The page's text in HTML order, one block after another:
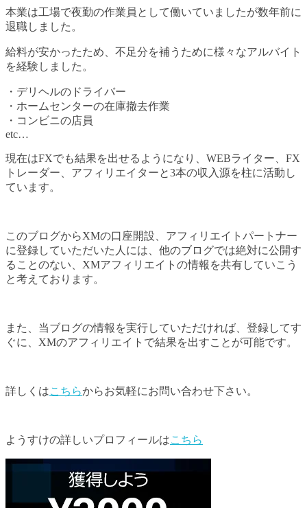
本業は工場で夜勤の作業員として働いていましたが数年前に
退職しました。
給料が安かったため、不足分を補うために様々なアルバイト
を経験しました。
・デリヘルのドライバー
・ホームセンターの在庫撤去作業
・コンビニの店員
etc…
現在はFXでも結果を出せるようになり、WEBライター、FX
トレーダー、アフィリエイターと3本の収入源を柱に活動し
ています。
このブログからXMの口座開設、アフィリエイトパートナー
に登録していただいた人には、他のブログでは絶対に公開す
ることのない、XMアフィリエイトの情報を共有していこう
と考えております。
また、当ブログの情報を実行していただければ、登録してす
ぐに、XMのアフィリエイトで結果を出すことが可能です。
詳しくはこちらからお気軽にお問い合わせ下さい。
ようすけの詳しいプロフィールはこちら